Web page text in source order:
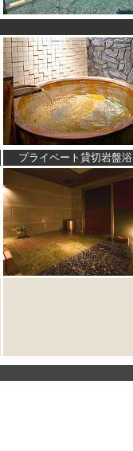
プライベート貸切岩盤浴